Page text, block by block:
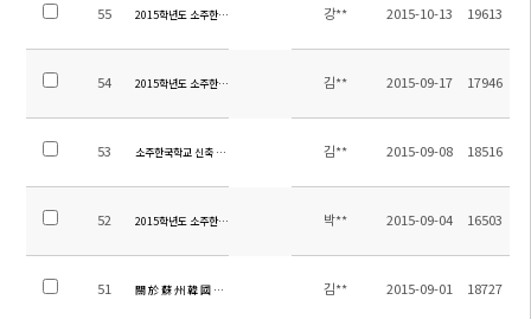
55 2015학년도 소주한국학교 학사일정 강** 2015-10-13 19613
54 2015학년도 소주한국학교 중고등학생 수학여행 용역 입찰 공고
김** 2015-09-17 17946
53 소주한국학교 신축 초청업체 선정 입찰 공고 김** 2015-09-08 18516
52 2015학년도 소주한국학교 행정직원 채용 공고박** 2015-09-04 16503
51 關 於 蘇 州 韓 國 學 校 新 建 招 標 邀 請 書김** 2015-09-01 18727